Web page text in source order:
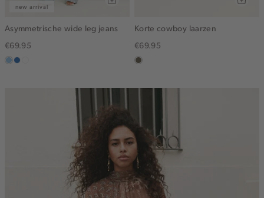
new arrival
Asymmetrische wide leg jeans
€69.95
blauw,blauw,
Korte cowboy laarzen
€69.95
middenbruin